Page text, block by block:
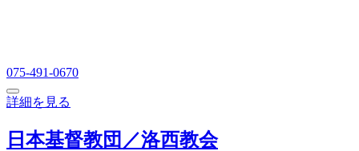
075-491-0670
詳細を見る
日本基督教団／洛西教会